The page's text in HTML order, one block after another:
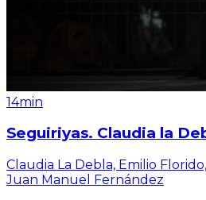
14min
Seguiriyas. Claudia la
Claudia La Debla, Emilio
Juan Manuel Fernández